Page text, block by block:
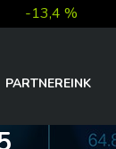
-13,4 %
PARTNEREINK